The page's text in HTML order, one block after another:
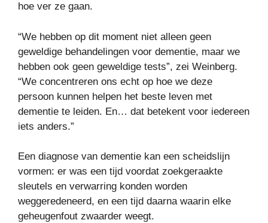
hoe ver ze gaan.
“We hebben op dit moment niet alleen geen
geweldige behandelingen voor dementie, maar we
hebben ook geen geweldige tests”, zei Weinberg.
“We concentreren ons echt op hoe we deze
persoon kunnen helpen het beste leven met
dementie te leiden. En… dat betekent voor iedereen
iets anders.”
Een diagnose van dementie kan een scheidslijn
vormen: er was een tijd voordat zoekgeraakte
sleutels en verwarring konden worden
weggeredeneerd, en een tijd daarna waarin elke
geheugenfout zwaarder weegt.